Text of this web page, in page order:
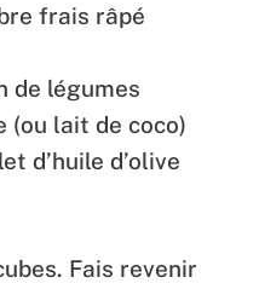
frais râpé
de légumes
(ou lait de coco)
d’huile d’olive
Fais revenir